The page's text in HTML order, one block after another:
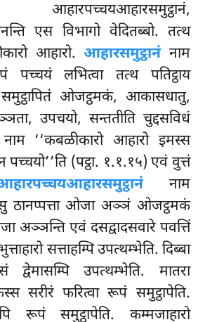
एस विभागो वेदितब्बो. तत्थ
आहारो.आहारसमुट्ठानंनाम
पच्चयं लभित्वा तत्थ पतिट्ठाय
ओजट्ठमकं, आकासधातु,
उपचयो, सन्ततीति चुद्दसविधं
‘‘कबळीकारो आहारो इमस्स
(पट्ठा. १.१.१५) एवं वुत्तं
नाम
ठानप्पत्ता ओजा अञ्ञं ओजट्ठमकं
अञ्ञन्ति एवं दसद्वादसवारे पवत्तिं
सत्ताहम्पि उपत्थम्भेति. दिब्बा
उपत्थम्भेति. मातरा
सरीरं फरित्वा रूपं समुट्ठापेति.
रूपं समुट्ठापेति. कम्मजाहारो